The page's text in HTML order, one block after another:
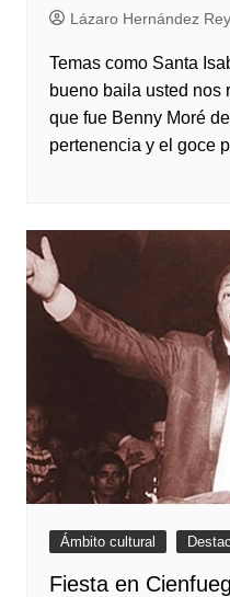
Lázaro Hernández Rey
Temas como Santa
bueno baila usted nos
que fue Benny Moré
pertenencia y el goce
Ámbito cultural
Fiesta en